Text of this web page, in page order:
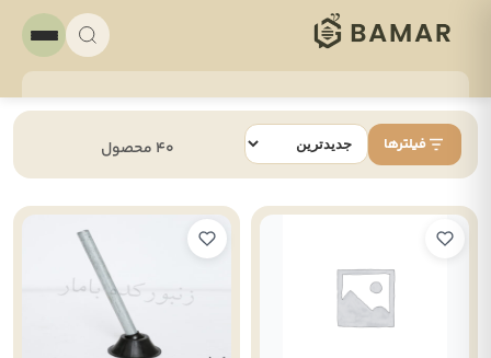
فیلترها 40 محصول